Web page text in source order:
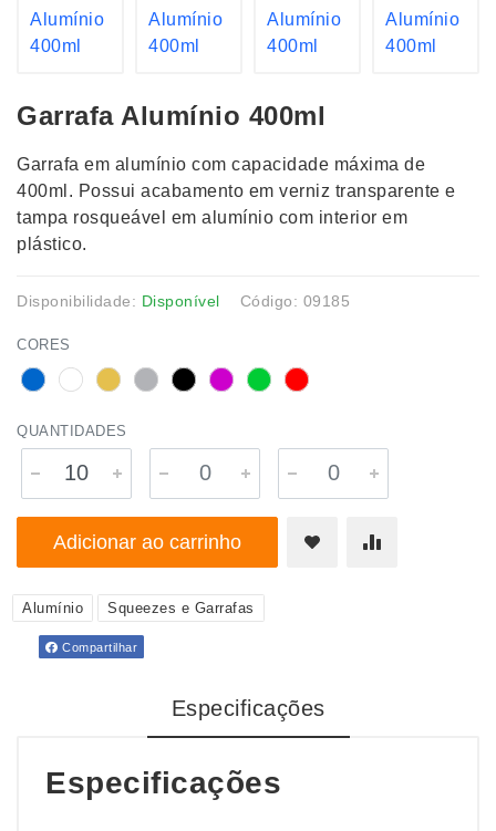
Garrafa Alumínio 400ml
Garrafa em alumínio com capacidade máxima de
400ml. Possui acabamento em verniz transparente e
tampa rosqueável em alumínio com interior em
plástico.
Disponibilidade: Disponível Código: 09185
CORES
QUANTIDADES
Adicionar ao carrinho
Alumínio Squeezes e Garrafas
Compartilhar
Especificações
Especificações